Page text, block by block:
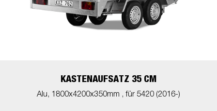
KASTENAUFSATZ 35 CM
Alu, 1800x4200x350mm , für 5420 (2016-)